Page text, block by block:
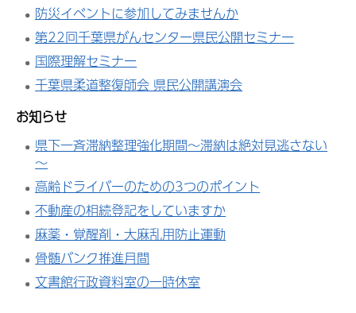
防災イベントに参加してみませんか
第22回千葉県がんセンター県民公開セミナー
国際理解セミナー
千葉県柔道整復師会 県民公開講演会
お知らせ
県下一斉滞納整理強化期間～滞納は絶対見逃さない
～
高齢ドライバーのための3つのポイント
不動産の相続登記をしていますか
麻薬・覚醒剤・大麻乱用防止運動
骨髄バンク推進月間
文書館行政資料室の一時休室